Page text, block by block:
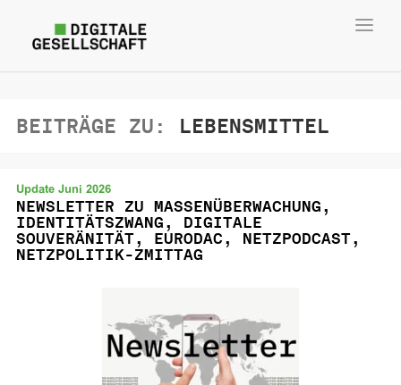
BEITRÄGE ZU: LEBENSMITTEL
Update Juni 2026
NEWSLETTER ZU MASSENÜBERWACHUNG,
IDENTITÄTSZWANG, DIGITALE
SOUVERÄNITÄT, EURODAC, NETZPODCAST,
NETZPOLITIK-ZMITTAG